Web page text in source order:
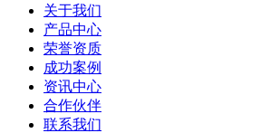
关于我们
产品中心
荣誉资质
成功案例
资讯中心
合作伙伴
联系我们